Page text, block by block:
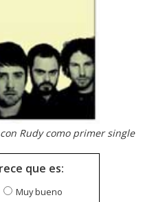
Rudy como primer single
que es:
Muy bueno